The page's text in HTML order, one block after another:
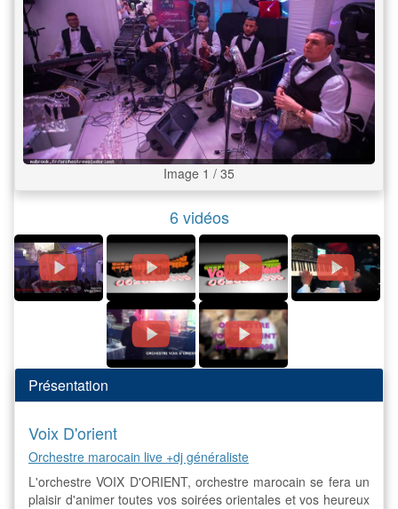
Image 1 / 35
6 vidéos
Présentation
Voix D'orient
Orchestre marocain live +dj généraliste
L'orchestre VOIX D'ORIENT, orchestre marocain se fera un
plaisir d'animer toutes vos soirées orientales et vos heureux